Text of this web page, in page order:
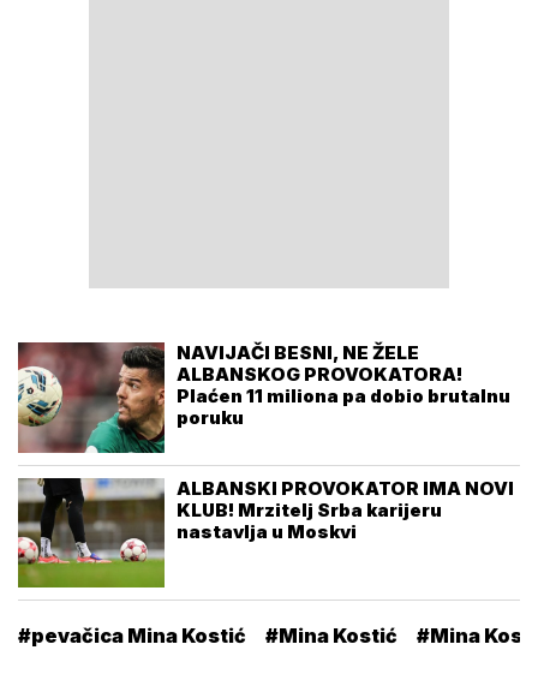
NAVIJAČI BESNI, NE ŽELE
ALBANSKOG PROVOKATORA!
Plaćen 11 miliona pa dobio brutalnu
poruku
ALBANSKI PROVOKATOR IMA NOVI
KLUB! Mrzitelj Srba karijeru
nastavlja u Moskvi
#pevačica Mina Kostić #Mina Kostić #Mina